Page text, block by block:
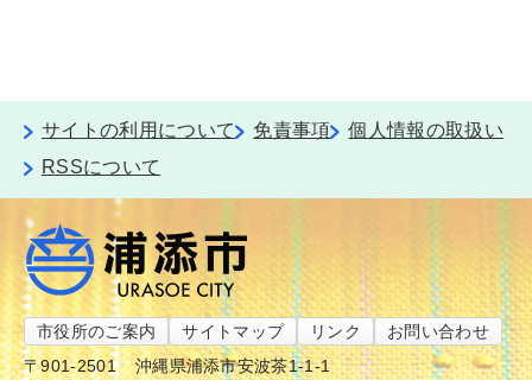
サイトの利用について 免責事項
個人情報の取扱い
RSSについて
市役所のご案内 サイトマップ リンク
お問い合わせ
〒901-2501
沖縄県浦添市安波茶1-1-1